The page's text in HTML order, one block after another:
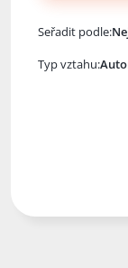
Seřadit podle:
Typ vztahu: